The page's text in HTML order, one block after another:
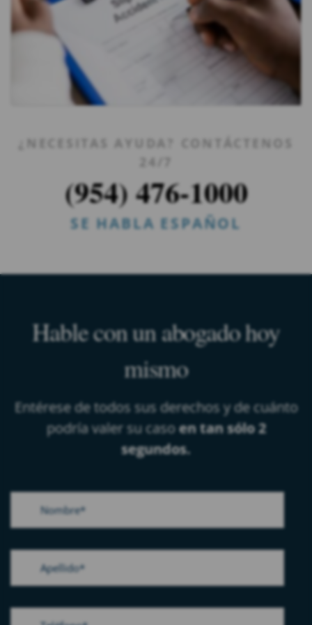
¿NECESITAS AYUDA? CONTÁCTENOS
24/7
(954) 476-1000
SE HABLA ESPAÑOL
Hable con un abogado hoy
mismo
Entérese de todos sus derechos y de cuánto
podría valer su casoen tan sólo 2
segundos.